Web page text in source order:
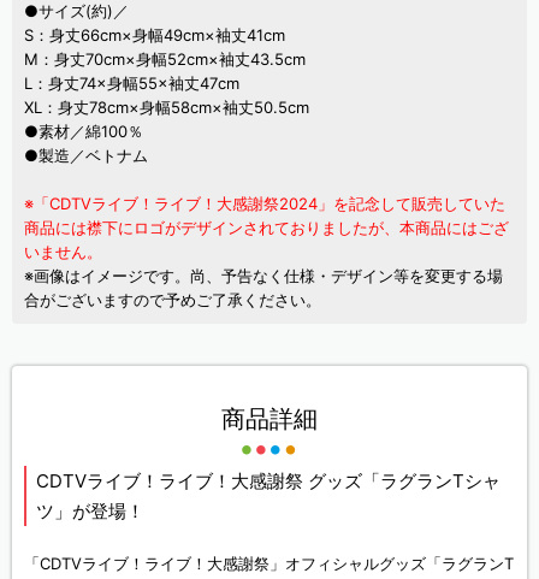
●サイズ(約)／
S：身丈66cm×身幅49cm×袖丈41cm
M：身丈70cm×身幅52cm×袖丈43.5cm
L：身丈74×身幅55×袖丈47cm
XL：身丈78cm×身幅58cm×袖丈50.5cm
●素材／綿100％
●製造／ベトナム
※「CDTVライブ！ライブ！大感謝祭2024」を記念して販売していた
商品には襟下にロゴがデザインされておりましたが、本商品にはござ
いません。
※画像はイメージです。尚、予告なく仕様・デザイン等を変更する場
合がございますので予めご了承ください。
商品詳細
CDTVライブ！ライブ！大感謝祭 グッズ「ラグランTシャ
ツ」が登場！
「CDTVライブ！ライブ！大感謝祭」オフィシャルグッズ「ラグランT